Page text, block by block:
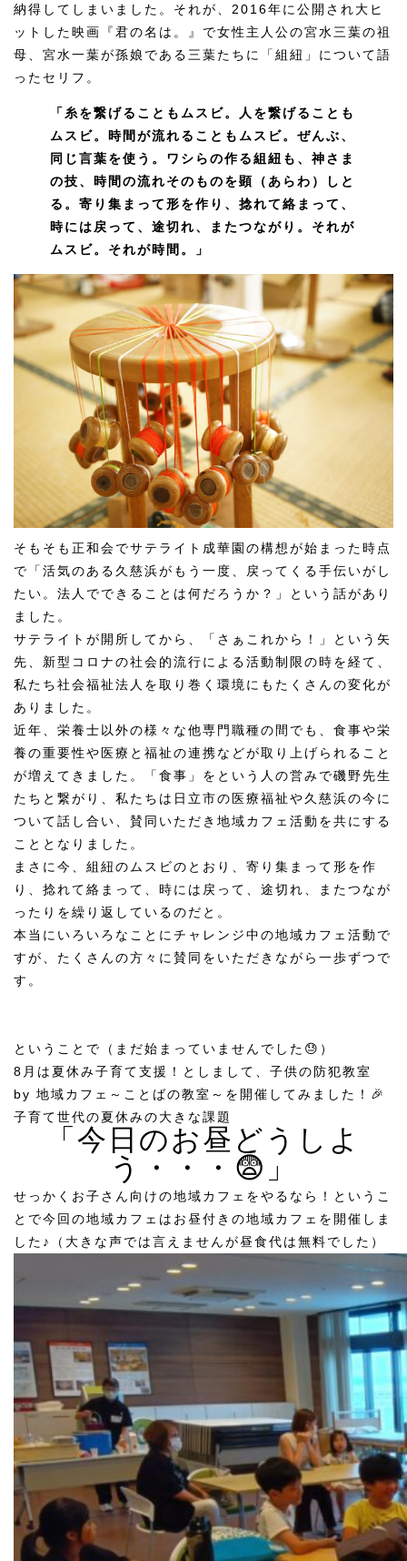
納得してしまいました。それが、2016年に公開され大ヒ
ットした映画『君の名は。』で女性主人公の宮水三葉の祖
母、宮水一葉が孫娘である三葉たちに「組紐」について語
ったセリフ。
「糸を繋げることもムスビ。人を繋げることも
ムスビ。時間が流れることもムスビ。ぜんぶ、
同じ言葉を使う。ワシらの作る組紐も、神さま
の技、時間の流れそのものを顕 （あらわ）
しと
る。 寄り集まって形を作り、捻れて絡まって、
時には戻って、途切れ、またつながり。それが
ムスビ。それが時間。」
そもそも正和会でサテライト成華園の構想が始まった時点
で「活気のある久慈浜がもう一度、戻ってくる手伝いがし
たい。法人でできることは何だろうか？」という話があり
ました。
サテライトが開所してから、「さぁこれから！」という矢
先、新型コロナの社会的流行による活動制限の時を経て、
私たち社会福祉法人を取り巻く環境にもたくさんの変化が
ありました。
近年、栄養士以外の様々な他専門職種の間でも、食事や栄
養の重要性や医療と福祉の連携などが取り上げられること
が増えてきました。「食事」をという人の営みで磯野先生
たちと繋がり、私たちは日立市の医療福祉や久慈浜の今に
ついて話し合い、賛同いただき地域カフェ活動を共にする
こととなりました。
まさに今、組紐のムスビのとおり、寄り集まって形を作
り、捻れて絡まって、時には戻って、途切れ、またつなが
ったりを繰り返しているのだと。
本当にいろいろなことにチャレンジ中の地域カフェ活動で
すが、たくさんの方々に賛同をいただきながら一歩ずつで
す。
ということで（まだ始まっていませんでした😓）
8月は夏休み子育て支援！としまして、子供の防犯教室
by 地域カフェ～ことばの教室～を開催してみました！🎉
子育て世代の夏休みの大きな課題
「今日のお昼どうしよ
う・・・😨」
せっかくお子さん向けの地域カフェをやるなら！というこ
とで今回の地域カフェはお昼付きの地域カフェを開催しま
した♪（大きな声では言えませんが昼食代は無料でした）